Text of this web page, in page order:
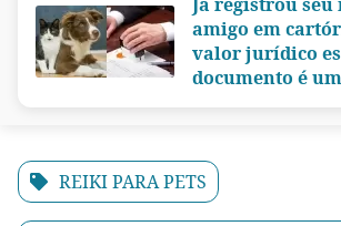
amigo em
valor jurídico
documento é
REIKI PARA PETS